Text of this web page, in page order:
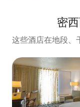
密
这些酒店在地段、